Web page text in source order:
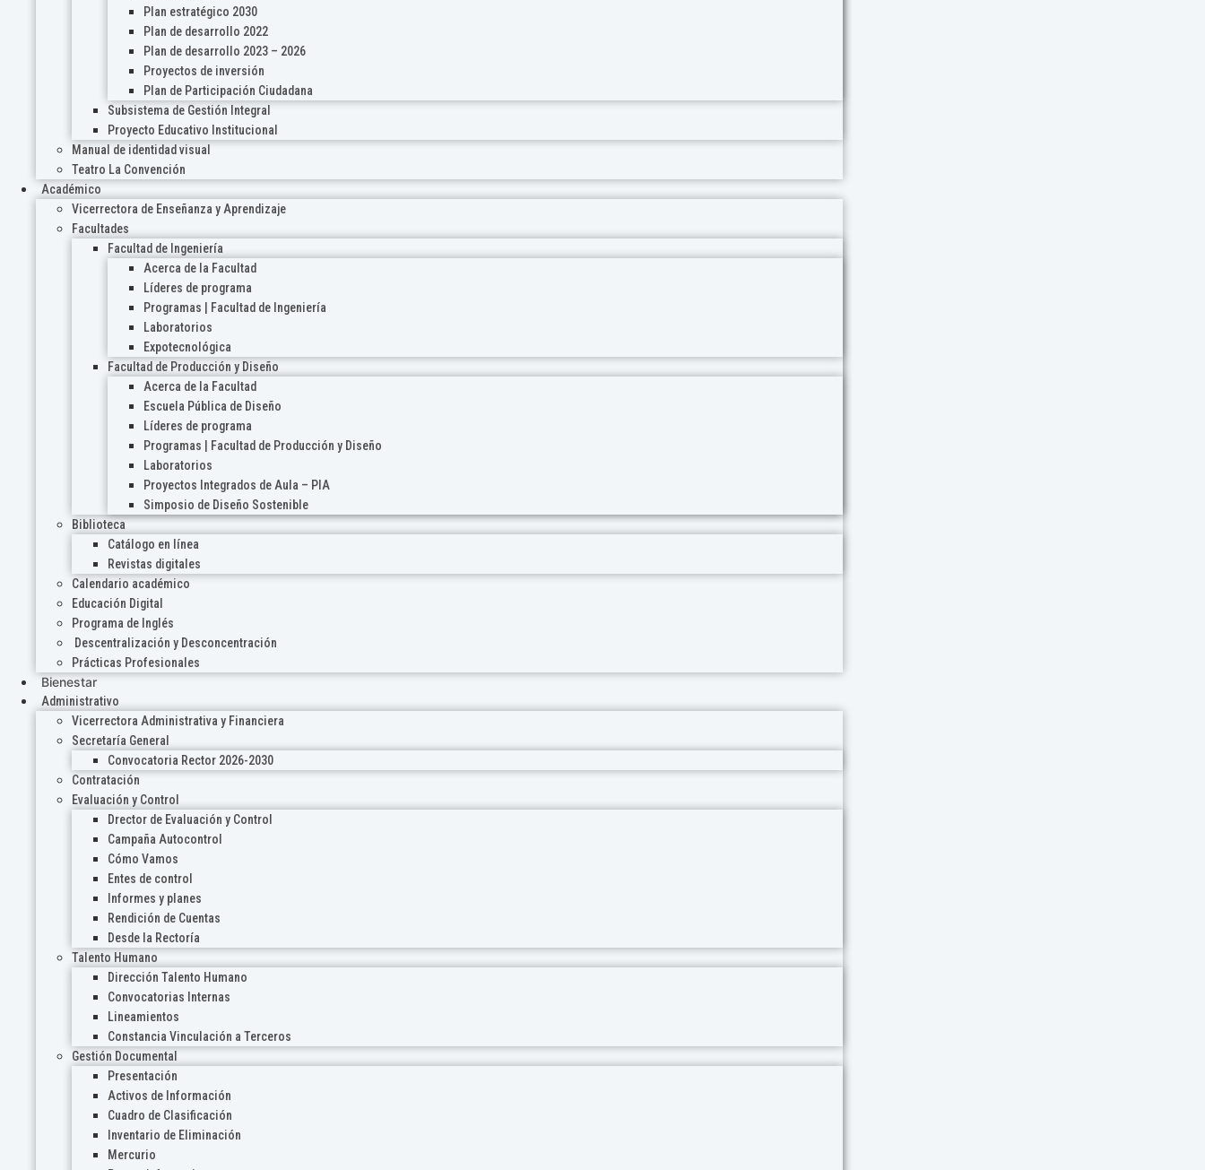
Plan estratégico 2030
Plan de desarrollo 2022
Plan de desarrollo 2023 – 2026
Proyectos de inversión
Plan de Participación Ciudadana
Subsistema de Gestión Integral
Proyecto Educativo Institucional
Manual de identidad visual
Teatro La Convención
Académico
Vicerrectora de Enseñanza y Aprendizaje
Facultades
Facultad de Ingeniería
Acerca de la Facultad
Líderes de programa
Programas | Facultad de Ingeniería
Laboratorios
Expotecnológica
Facultad de Producción y Diseño
Acerca de la Facultad
Escuela Pública de Diseño
Líderes de programa
Programas | Facultad de Producción y Diseño
Laboratorios
Proyectos Integrados de Aula – PIA
Simposio de Diseño Sostenible
Biblioteca
Catálogo en línea
Revistas digitales
Calendario académico
Educación Digital
Programa de Inglés
Descentralización y Desconcentración
Prácticas Profesionales
Bienestar
Administrativo
Vicerrectora Administrativa y Financiera
Secretaría General
Convocatoria Rector 2026-2030
Contratación
Evaluación y Control
Drector de Evaluación y Control
Campaña Autocontrol
Cómo Vamos
Entes de control
Informes y planes
Rendición de Cuentas
Desde la Rectoría
Talento Humano
Dirección Talento Humano
Convocatorias Internas
Lineamientos
Constancia Vinculación a Terceros
Gestión Documental
Presentación
Activos de Información
Cuadro de Clasificación
Inventario de Eliminación
Mercurio